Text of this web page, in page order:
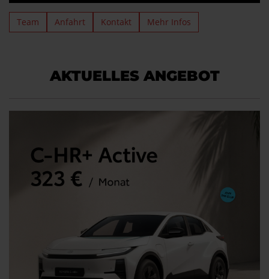
Team Anfahrt Kontakt Mehr Infos
AKTUELLES ANGEBOT